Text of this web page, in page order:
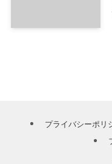
プライバシーポリ